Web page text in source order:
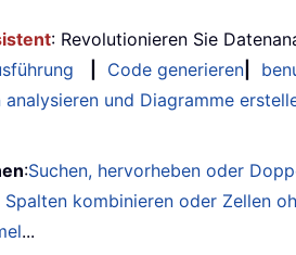
: Revolutionieren Sie
Code generieren
analysieren und Diagramme
:Suchen, hervorheben oder
Spalten kombinieren oder Zellen
...